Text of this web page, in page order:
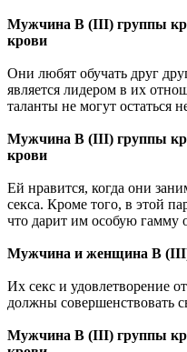
Мужчина В (III) группы
крови
Они любят обучать друг
является лидером в их
таланты не могут остаться
Мужчина В (III) группы
крови
Ей нравится, когда они
секса. Кроме того, в этой
что дарит им особую
Мужчина и женщина В
Их секс и удовлетворение
должны совершенствовать
Мужчина В (III) группы